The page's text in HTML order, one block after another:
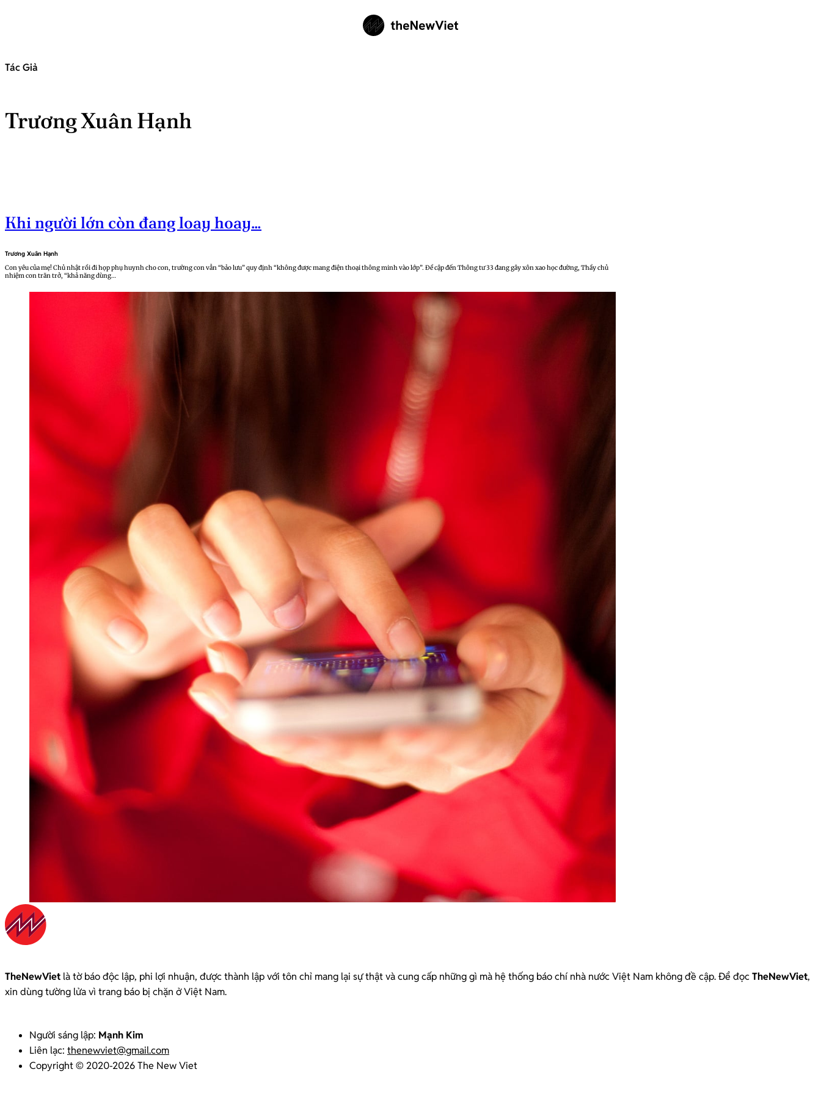
Trương Xuân Hạnh
Tác Giả
Khi người lớn còn đang loay hoay…
Trương Xuân Hạnh
Con yêu của mẹ! Chủ nhật rồi đi họp phụ huynh cho con, trường con vẫn “bảo lưu” quy định “không được mang điện thoại thông minh vào lớp”. Đề cập đến Thông tư 33 đang gây xôn xao học đường, Thầy chủ
nhiệm con trăn trở, “khả năng dùng…
TheNewViet là tờ báo độc lập, phi lợi nhuận, được thành lập với tôn chỉ mang lại sự thật và cung cấp những gì mà hệ thống báo chí nhà nước Việt Nam không đề cập. Để đọcTheNewViet,
xin dùng tường lửa vì trang báo bị chặn ở Việt Nam.
Người sáng lập: Mạnh Kim
Liên lạc: thenewviet@gmail.com
Copyright © 2020-2026 The New Viet